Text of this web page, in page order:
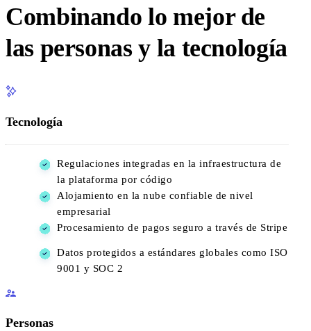
Combinando lo mejor de
las personas y la tecnología
Tecnología
Regulaciones integradas en la infraestructura de
la plataforma por código
Alojamiento en la nube confiable de nivel
empresarial
Procesamiento de pagos seguro a través de Stripe
Datos protegidos a estándares globales como ISO
9001 y SOC 2
Personas